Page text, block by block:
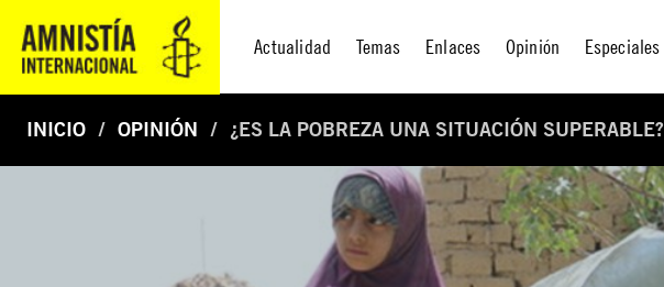
Actualidad Temas Enlaces Opinión Especiales
INICIO OPINIÓN ¿ES LA POBREZA UNA SITUACIÓN SUPERABLE?